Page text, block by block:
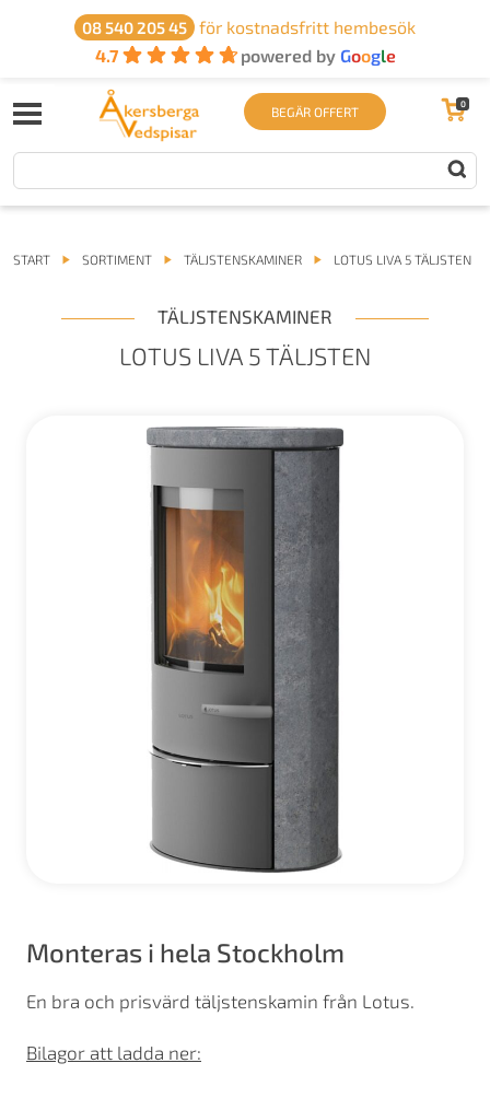
08 540 205 45
för kostnadsfritt hembesök
4.7
powered by Google
BEGÄR OFFERT 0
START SORTIMENT TÄLJSTENSKAMINER LOTUS LIVA 5 TÄLJSTEN
TÄLJSTENSKAMINER
LOTUS LIVA 5 TÄLJSTEN
Monteras i hela Stockholm
En bra och prisvärd täljstenskamin från Lotus.
Bilagor att ladda ner: